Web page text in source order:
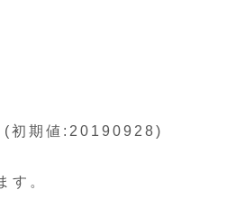
初期値:20190928)
す。